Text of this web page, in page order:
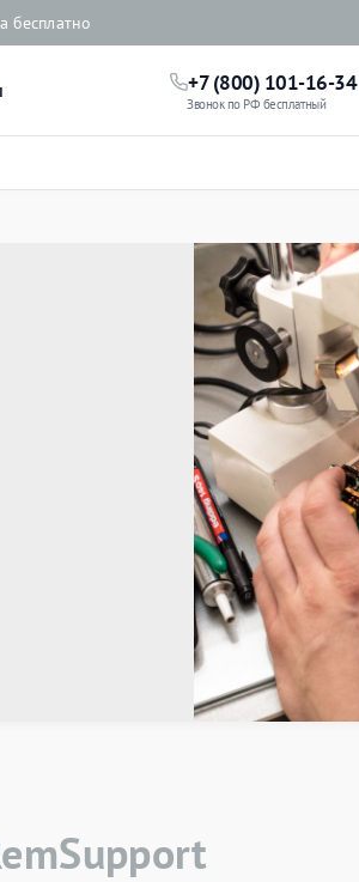
бесплатно
+7 (800) 101-16-34
Звонок по РФ бесплатный